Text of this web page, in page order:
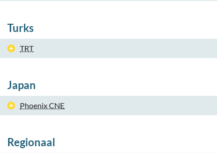
Turks
TRT
Japan
Phoenix CNE
Regionaal